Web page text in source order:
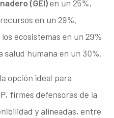
(GEI)en un 25%,
en un 29%,
ecosistemas en un 29%
salud humana en un 30%.
opción ideal para
firmes defensoras de la
y alineadas, entre